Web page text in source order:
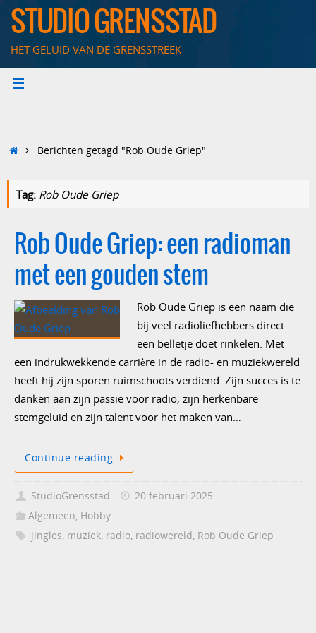
Ga
naarSTUDIO GRENSSTAD
HET GELUID VAN DE GRENSSTREEK
HomeBerichten getagd "Rob Oude Griep"
Tag: Rob Oude Griep
Rob Oude Griep: een radioman
met een gouden stem
Rob Oude Griep is een naam die
bij veel radioliefhebbers direct
een belletje doet rinkelen. Met
een indrukwekkende carrière in de radio- en muziekwereld
heeft hij zijn sporen ruimschoots verdiend. Zijn succes is te
danken aan zijn passie voor radio, zijn herkenbare
stemgeluid en zijn talent voor het maken van…
Continue reading
StudioGrensstad
20 februari 2025
Algemeen, Hobby
jingles, muziek, radio, radiowereld, Rob Oude Griep